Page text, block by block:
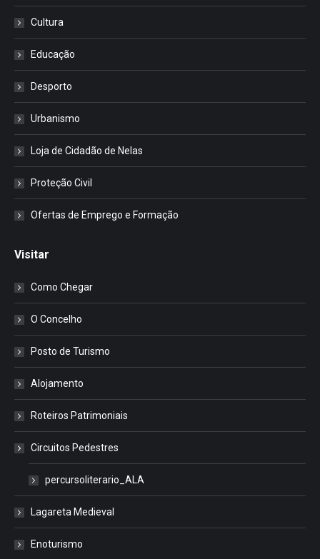
Cultura
Educação
Desporto
Urbanismo
Loja de Cidadão de Nelas
Proteção Civil
Ofertas de Emprego e Formação
Visitar
Como Chegar
O Concelho
Posto de Turismo
Alojamento
Roteiros Patrimoniais
Circuitos Pedestres
percursoliterario_ALA
Lagareta Medieval
Enoturismo